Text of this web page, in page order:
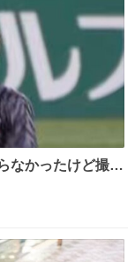
なかったけど撮っ
海斗